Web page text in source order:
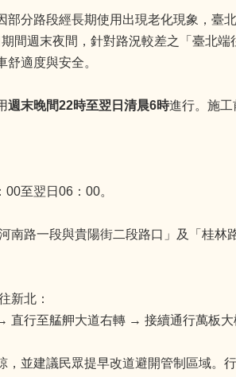
分路段經長期使用出現老化現象，臺
間週末夜間，針對路況較差之「臺北端
適度與安全。
週末晚間22時至翌日清晨6時進行。施
至翌日06：00。
路一段與貴陽街二段路口」及「桂林
新北：
行至艋舺大道右轉 → 接續通行萬板大
並建議民眾提早改道避開管制區域。